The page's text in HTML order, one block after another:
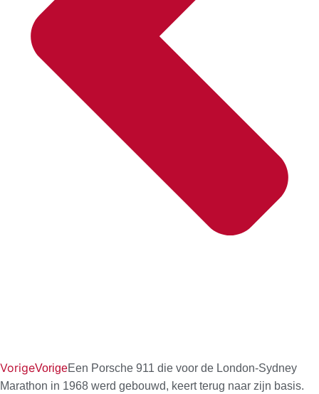
VorigeVorigeEen Porsche 911 die voor de London-Sydney
Marathon in 1968 werd gebouwd, keert terug naar zijn basis.